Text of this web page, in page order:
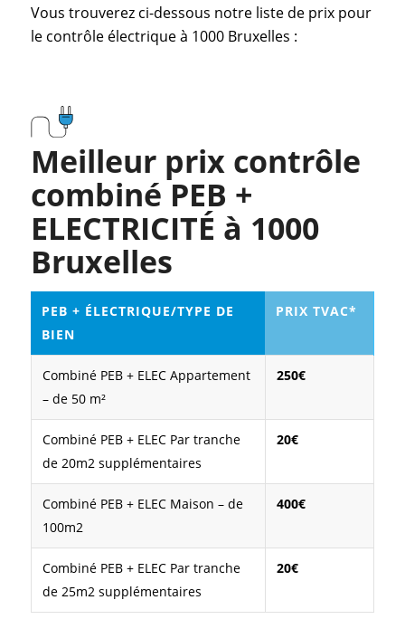
Vous trouverez ci-dessous notre liste de prix pour
le contrôle électrique à 1000 Bruxelles :
Meilleur prix contrôle
combiné PEB +
ELECTRICITÉ à 1000
Bruxelles
PEB + ÉLECTRIQUE/TYPE DE
BIEN
PRIX TVAC*
Combiné PEB + ELEC Appartement
– de 50 m²
250€
Combiné PEB + ELEC Par tranche
de 20m2 supplémentaires
20€
Combiné PEB + ELEC Maison – de
100m2
400€
Combiné PEB + ELEC Par tranche
de 25m2 supplémentaires
20€